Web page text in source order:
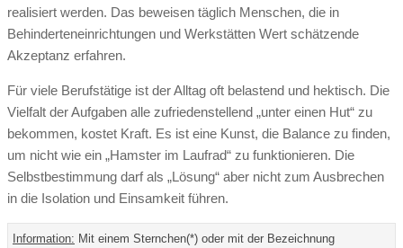
realisiert werden. Das beweisen täglich Menschen, die in
Behinderteneinrichtungen und Werkstätten Wert schätzende
Akzeptanz erfahren.
Für viele Berufstätige ist der Alltag oft belastend und hektisch. Die
Vielfalt der Aufgaben alle zufriedenstellend „unter einen Hut“ zu
bekommen, kostet Kraft. Es ist eine Kunst, die Balance zu finden,
um nicht wie ein „Hamster im Laufrad“ zu funktionieren. Die
Selbstbestimmung darf als „Lösung“ aber nicht zum Ausbrechen
in die Isolation und Einsamkeit führen.
Information: Mit einem Sternchen(*) oder mit der Bezeichnung